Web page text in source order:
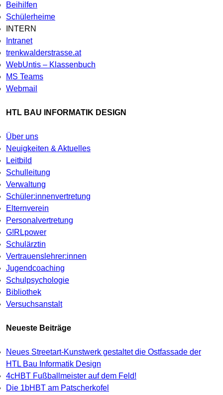
Beihilfen
Schülerheime
INTERN
Intranet
trenkwalderstrasse.at
WebUntis – Klassenbuch
MS Teams
Webmail
HTL BAU INFORMATIK DESIGN
Über uns
Neuigkeiten & Aktuelles
Leitbild
Schulleitung
Verwaltung
Schüler:innenvertretung
Elternverein
Personalvertretung
G!RLpower
Schulärztin
Vertrauenslehrer:innen
Jugendcoaching
Schulpsychologie
Bibliothek
Versuchsanstalt
Neueste Beiträge
Neues Streetart-Kunstwerk gestaltet die Ostfassade der
HTL Bau Informatik Design
4cHBT Fußballmeister auf dem Feld!
Die 1bHBT am Patscherkofel